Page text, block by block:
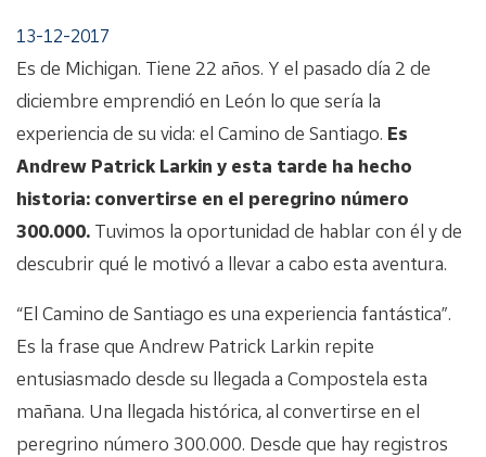
13-12-2017
Es de Michigan. Tiene 22 años. Y el pasado día 2 de
diciembre emprendió en León lo que sería la
experiencia de su vida: el Camino de Santiago. Es
Andrew Patrick Larkin y esta tarde ha hecho
historia: convertirse en el peregrino número
300.000. Tuvimos la oportunidad de hablar con él y de
descubrir qué le motivó a llevar a cabo esta aventura.
“El Camino de Santiago es una experiencia fantástica”.
Es la frase que Andrew Patrick Larkin repite
entusiasmado desde su llegada a Compostela esta
mañana. Una llegada histórica, al convertirse en el
peregrino número 300.000. Desde que hay registros